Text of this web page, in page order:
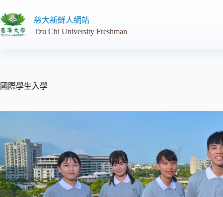
至
主
慈大新鮮人網站
Tzu Chi University Freshman
國際學生入學